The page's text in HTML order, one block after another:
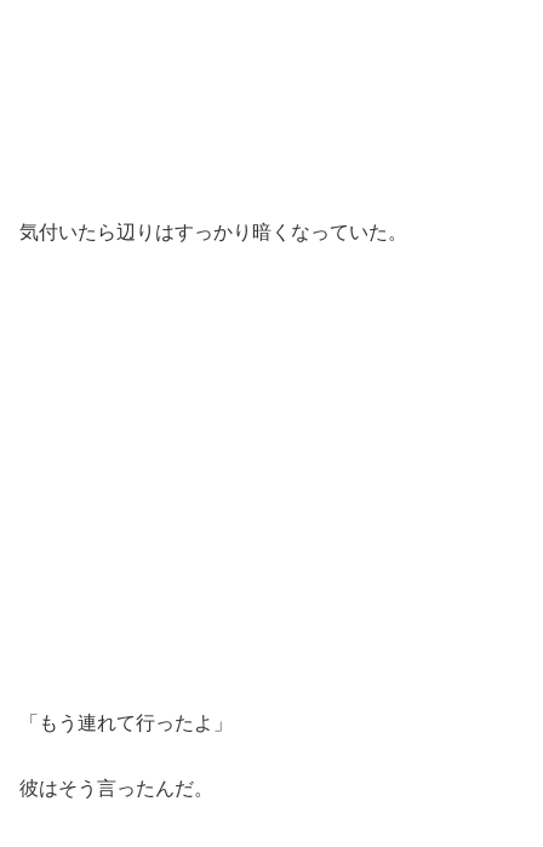
気付いたら辺りはすっかり暗くなっていた。
「もう連れて行ったよ」
彼はそう言ったんだ。